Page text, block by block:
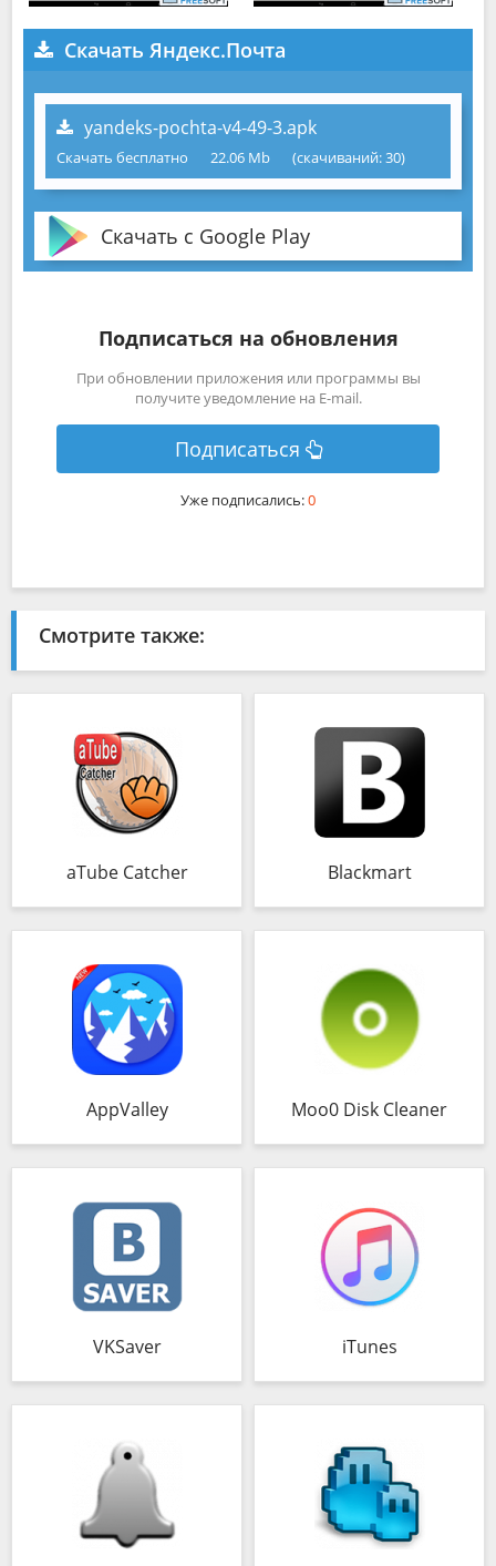
Скачать Яндекс.Почта
yandeks-pochta-v4-49-3.apk
Скачать бесплатно 22.06 Mb (cкачиваний: 30)
Скачать с Google Play
Подписаться на обновления
При обновлении приложения или программы вы
получите уведомление на E-mail.
Подписаться
Уже подписались:0
Смотрите также:
aTube Catcher Blackmart
AppValley Moo0 Disk Cleaner
VKSaver iTunes